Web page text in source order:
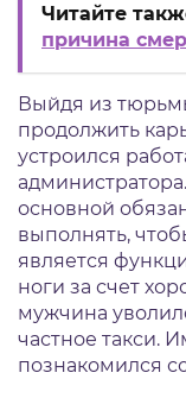
Читайте
причина
Выйдя из
продолжить
устроился
основной
выполнять,
является
ноги за счет
мужчина
частное такси.
познакомился